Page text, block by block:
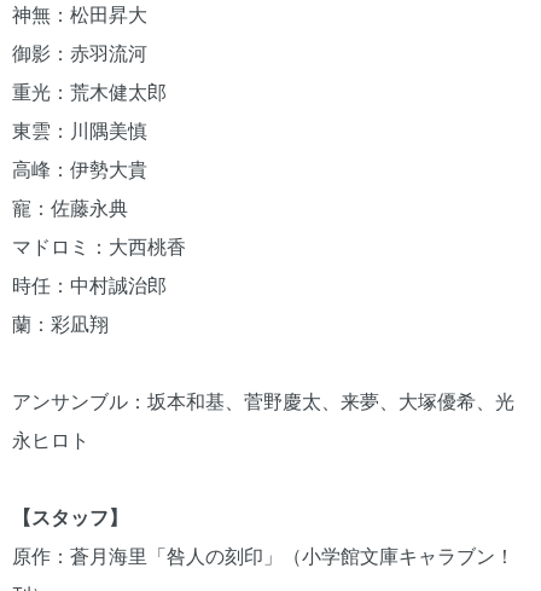
神無：松田昇大
御影：赤羽流河
重光：荒木健太郎
東雲：川隅美慎
高峰：伊勢大貴
寵：佐藤永典
マドロミ：大西桃香
時任：中村誠治郎
蘭：彩凪翔
アンサンブル：坂本和基、菅野慶太、来夢、大塚優希、光
永ヒロト
【スタッフ】
原作：蒼月海里「咎人の刻印」（小学館文庫キャラブン！